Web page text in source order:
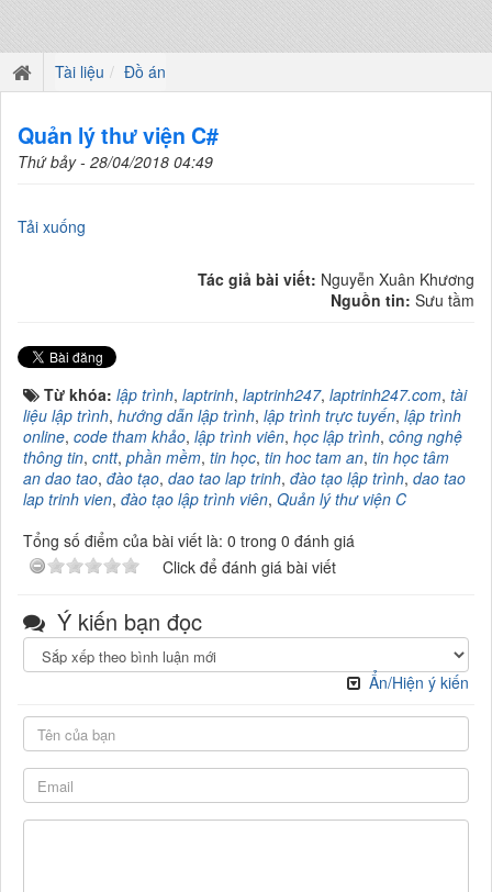
Tài liệu Đồ án
Quản lý thư viện C#
Thứ bảy - 28/04/2018 04:49
Tải xuống
Tác giả bài viết: Nguyễn Xuân Khương
Nguồn tin: Sưu tầm
Từ khóa: lập trình, laptrinh, laptrinh247, laptrinh247.com, tài
liệu lập trình, hướng dẫn lập trình, lập trình trực tuyến, lập trình
online, code tham khảo, lập trình viên, học lập trình, công nghệ
thông tin, cntt, phần mềm, tin học, tin hoc tam an, tin học tâm
an dao tao, đào tạo, dao tao lap trinh, đào tạo lập trình, dao tao
lap trinh vien, đào tạo lập trình viên, Quản lý thư viện C
Tổng số điểm của bài viết là: 0 trong 0 đánh giá
Click để đánh giá bài viết
Ý kiến bạn đọc
Ẩn/Hiện ý kiến